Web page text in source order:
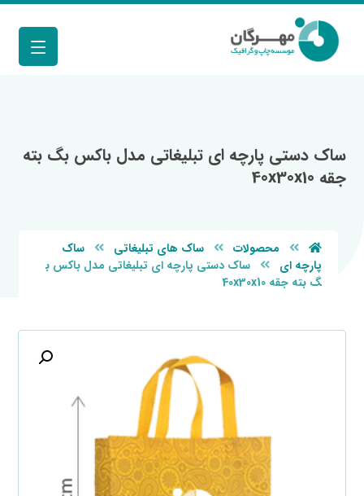
ساک دستی پارچه ای تبليغاتی مدل باکس بگ بته
جقه 40x30x10
محصولات ساک های تبلیغاتی
ساک
پارچه ای
ساک دستی پارچه ای تبليغاتی مدل باکس ب
گ بته جقه 40x30x10